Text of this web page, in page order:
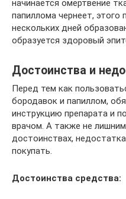
начинается омертвение
папиллома чернеет, этого
нескольких дней
образуется здоровый
Достоинства и
Перед тем как
бородавок и папиллом,
инструкцию препарата и
врачом. А также не
достоинствах,
покупать.
Достоинства средства: